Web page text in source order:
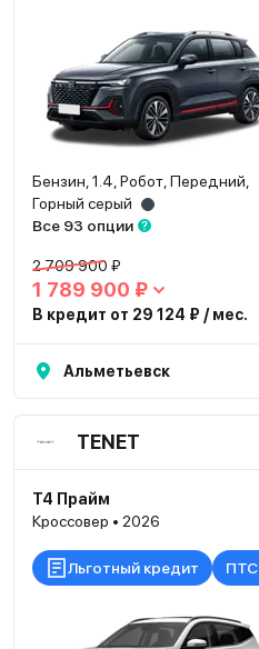
Бензин, 1.4, Робот, Передний,
Горный серый
Все 93 опции
2 709 900 ₽
1 789 900 ₽
В кредит от 29 124 ₽ / мес.
Альметьевск
TENET
T4 Прайм
Кроссовер • 2026
Льготный кредит ПТС